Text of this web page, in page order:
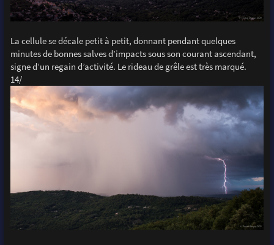
La cellule se décale petit à petit, donnant pendant quelques
minutes de bonnes salves d’impacts sous son courant ascendant,
signe d’un regain d’activité. Le rideau de grêle est très marqué.
14/